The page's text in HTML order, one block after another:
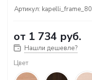
Артикул: kapelli_frame_80
от 1 734 руб.
Нашли дешевле?
Цвет